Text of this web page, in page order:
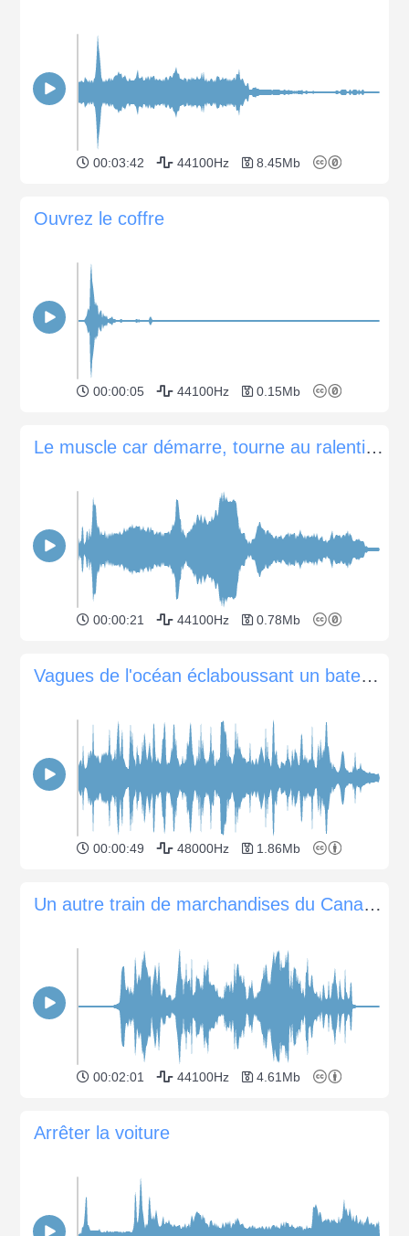
00:03:42 44100Hz 8.45Mb
Ouvrez le coffre
00:00:05 44100Hz 0.15Mb
Le muscle car démarre, tourne au ralenti et cale
00:00:21 44100Hz 0.78Mb
Vagues de l'océan éclaboussant un bateau lent
00:00:49 48000Hz 1.86Mb
Un autre train de marchandises du Canadien Pacifique passe à Trenton, Ontario, Canada.
00:02:01 44100Hz 4.61Mb
Arrêter la voiture